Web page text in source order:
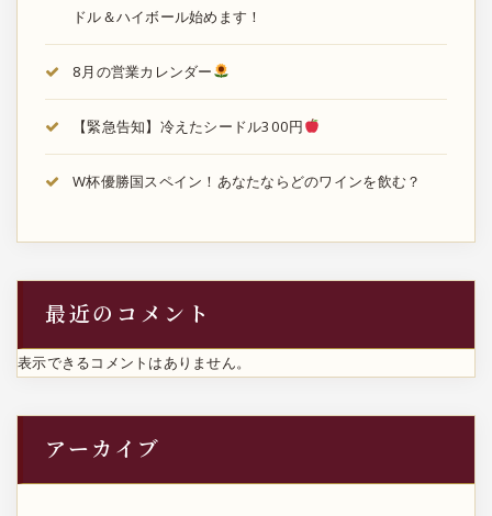
ドル＆ハイボール始めます！
8月の営業カレンダー
【緊急告知】冷えたシードル300円
W杯優勝国スペイン！あなたならどのワインを飲む？
最近のコメント
表示できるコメントはありません。
アーカイブ